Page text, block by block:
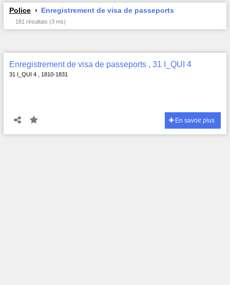
Police Enregistrement de visa de passeports
181 résultats (3 ms)
Enregistrement de visa de passeports , 31 I_QUI 4
31 I_QUI 4 , 1810-1831
En savoir plus